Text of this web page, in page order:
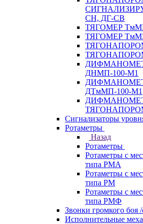
СН, ДГ-СВ
ТЯГОМЕР
ТЯГОМЕР
ДНМП-100-М1
ДТмМП-100-М1
Сигнализаторы
Ротаметры
Назад
Ротаметры
Ротаметры с
типа РМА
Ротаметры с
типа РМ
Ротаметры с
типа РМФ
Звонки громкого боя
Исполнительные